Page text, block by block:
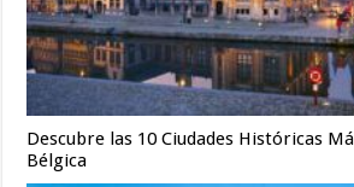
Descubre las 10 Ciudades Históricas
Bélgica